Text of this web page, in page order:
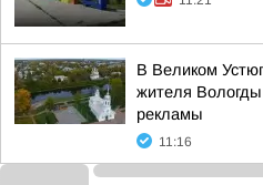
В Великом
жителя Вологды
рекламы
11:16